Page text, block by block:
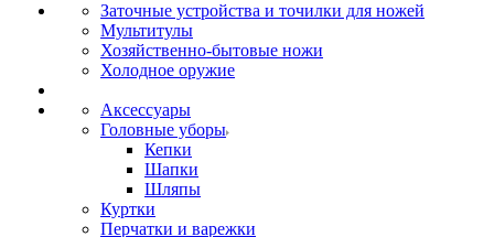
Заточные устройства и точилки для ножей
Мультитулы
Хозяйственно-бытовые ножи
Холодное оружие
Аксессуары
Головные уборы
Кепки
Шапки
Шляпы
Куртки
Перчатки и варежки